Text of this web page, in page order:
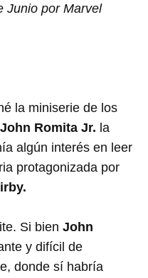
Junio por Marvel
la miniserie de los
John Romita Jr. la
algún interés en leer
protagonizada por
Si bien John
y difícil de
donde sí habría